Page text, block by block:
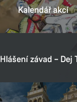
Kalendář akcí
Hlášení závad – Dej